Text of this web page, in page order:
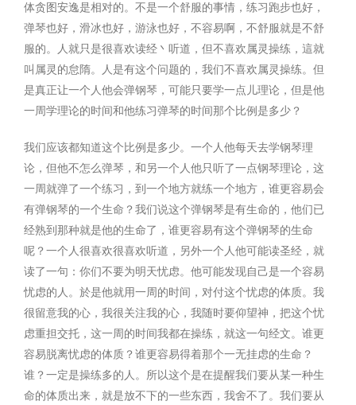
体贪图安逸是相对的。不是一个舒服的事情，练习跑步也好，
弹琴也好，滑冰也好，游泳也好，不容易啊，不舒服就是不舒
服的。人就只是很喜欢读经丶听道，但不喜欢属灵操练，這就
叫属灵的怠隋。人是有这个问题的，我们不喜欢属灵操练。但
是真正让一个人他会弹钢琴，可能只要学一点儿理论，但是他
一周学理论的时间和他练习弹琴的时间那个比例是多少？
我们应该都知道这个比例是多少。一个人他每天去学钢琴理
论，但他不怎么弹琴，和另一个人他只听了一点钢琴理论，这
一周就弹了一个练习，到一个地方就练一个地方，谁更容易会
有弹钢琴的一个生命？我们说这个弹钢琴是有生命的，他们已
经熟到那种就是他的生命了，谁更容易有这个弹钢琴的生命
呢？一个人很喜欢很喜欢听道，另外一个人他可能读圣经，就
读了一句：你们不要为明天忧虑。他可能发现自己是一个容易
忧虑的人。於是他就用一周的时间，对付这个忧虑的体质。我
很留意我的心，我很关注我的心，我随时要仰望神，把这个忧
虑重担交托，这一周的时间我都在操练，就这一句经文。谁更
容易脱离忧虑的体质？谁更容易得着那个一无挂虑的生命？
谁？一定是操练多的人。所以这个是在提醒我们要从某一种生
命的体质出来，就是放不下的一些东西，我舍不了。我们要从